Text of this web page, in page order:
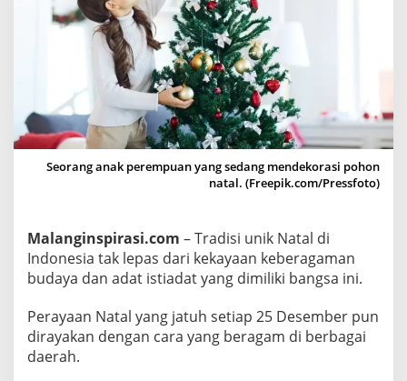
n
i
k
d
i
B
e
b
a
i
D
e
Seorang anak perempuan yang sedang mendekorasi pohon
natal. (Freepik.com/Pressfoto)
Malanginspirasi.com – Tradisi unik Natal di
Indonesia tak lepas dari kekayaan keberagaman
budaya dan adat istiadat yang dimiliki bangsa ini.
Perayaan Natal yang jatuh setiap 25 Desember pun
dirayakan dengan cara yang beragam di berbagai
daerah.